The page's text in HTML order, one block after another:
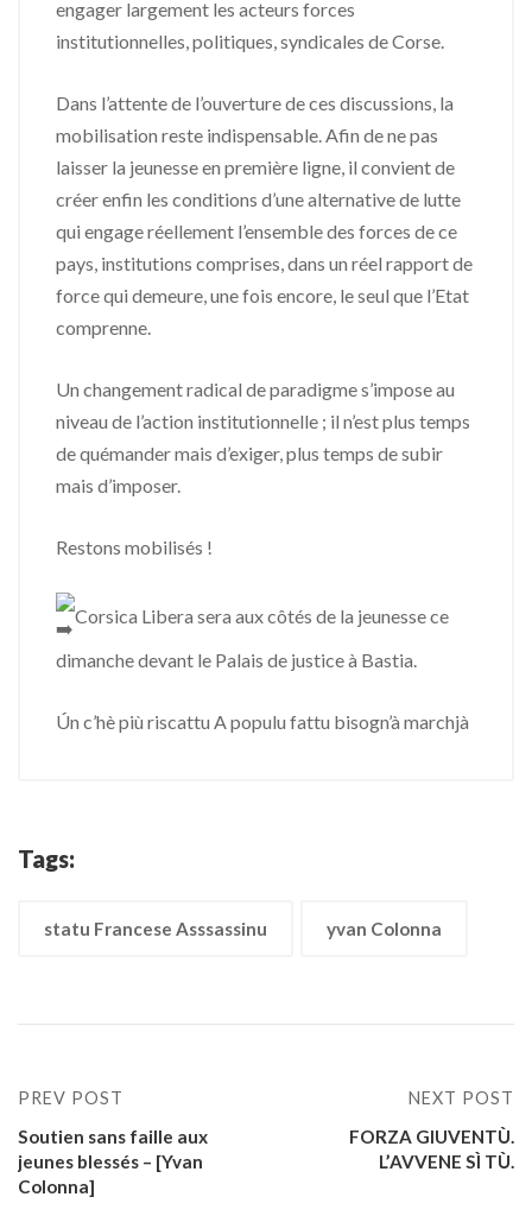
engager largement les acteurs forces
institutionnelles, politiques, syndicales de Corse.
Dans l’attente de l’ouverture de ces discussions, la
mobilisation reste indispensable. Afin de ne pas
laisser la jeunesse en première ligne, il convient de
créer enfin les conditions d’une alternative de lutte
qui engage réellement l’ensemble des forces de ce
pays, institutions comprises, dans un réel rapport de
force qui demeure, une fois encore, le seul que l’Etat
comprenne.
Un changement radical de paradigme s’impose au
niveau de l’action institutionnelle ; il n’est plus temps
de quémander mais d’exiger, plus temps de subir
mais d’imposer.
Restons mobilisés !
Corsica Libera sera aux côtés de la jeunesse ce
dimanche devant le Palais de justice à Bastia.
Ún c’hè più riscattu A populu fattu bisogn’à marchjà
Tags:
statu Francese Asssassinu yvan Colonna
PREV POST
Soutien sans faille aux
jeunes blessés – [Yvan
Colonna]
NEXT POST
FORZA GIUVENTÙ.
L’AVVENE SÌ TÙ.